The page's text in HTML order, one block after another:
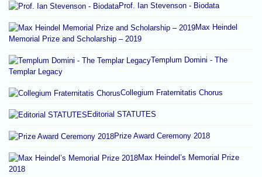
Prof. Ian Stevenson - Biodata
Max Heindel
Memorial Prize and Scholarship – 2019
Templum Domini - The
Templar Legacy
Collegium Fraternitatis Chorus
Editorial STATUTES
Prize Award Ceremony 2018
Max Heindel’s Memorial Prize
2018